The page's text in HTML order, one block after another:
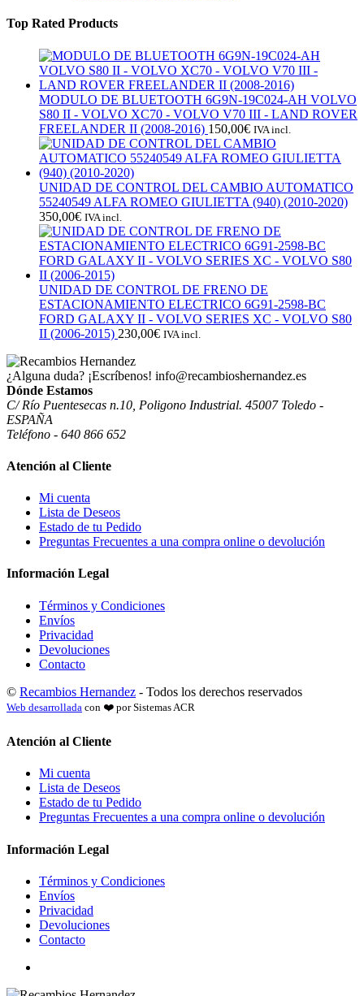
Top Rated Products
MODULO DE BLUETOOTH 6G9N-19C024-AH VOLVO
S80 II - VOLVO XC70 - VOLVO V70 III - LAND ROVER
FREELANDER II (2008-2016) 150,00€ IVA incl.
UNIDAD DE CONTROL DEL CAMBIO AUTOMATICO
55240549 ALFA ROMEO GIULIETTA (940) (2010-2020)
350,00€ IVA incl.
UNIDAD DE CONTROL DE FRENO DE
ESTACIONAMIENTO ELECTRICO 6G91-2598-BC
FORD GALAXY II - VOLVO SERIES XC - VOLVO S80
II (2006-2015) 230,00€ IVA incl.
¿Alguna duda? ¡Escríbenos! info@recambioshernandez.es
Dónde Estamos
C/ Río Puentesecas n.10, Poligono Industrial. 45007 Toledo -
ESPAÑA
Teléfono - 640 866 652
Atención al Cliente
Mi cuenta
Lista de Deseos
Estado de tu Pedido
Preguntas Frecuentes a una compra online o devolución
Información Legal
Términos y Condiciones
Envíos
Privacidad
Devoluciones
Contacto
© Recambios Hernandez - Todos los derechos reservados
Web desarrollada con ❤️ por Sistemas ACR
Atención al Cliente
Mi cuenta
Lista de Deseos
Estado de tu Pedido
Preguntas Frecuentes a una compra online o devolución
Información Legal
Términos y Condiciones
Envíos
Privacidad
Devoluciones
Contacto